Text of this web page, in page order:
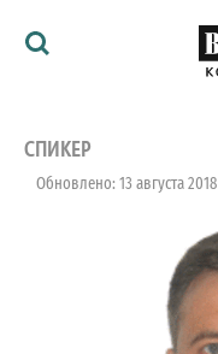
Архив
Ведомости
Как потратить
СПИКЕР
Обновлено: 13 августа 2018